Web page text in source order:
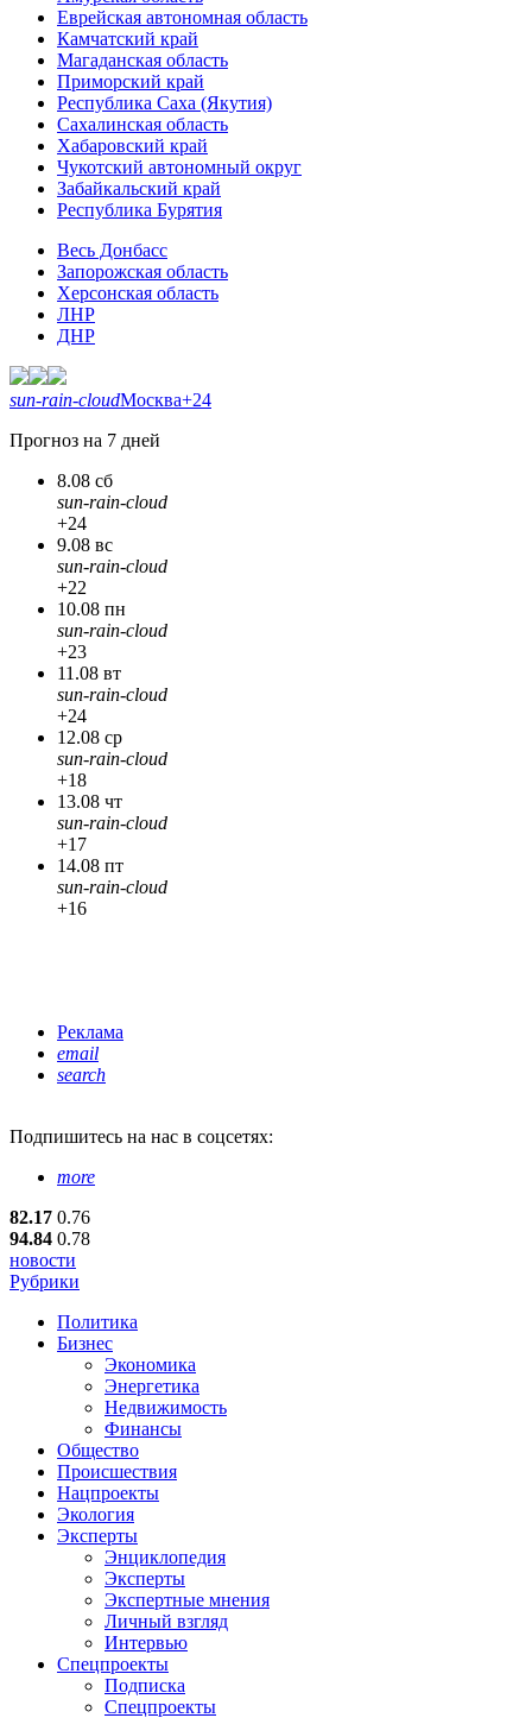
Еврейская автономная область
Камчатский край
Магаданская область
Приморский край
Республика Саха (Якутия)
Сахалинская область
Хабаровский край
Чукотский автономный округ
Забайкальский край
Республика Бурятия
Весь Донбасс
Запорожская область
Херсонская область
ЛНР
ДНР
sun-rain-cloudМосква+24
Прогноз на 7 дней
8.08 сб
sun-rain-cloud
+24
9.08 вс
sun-rain-cloud
+22
10.08 пн
sun-rain-cloud
+23
11.08 вт
sun-rain-cloud
+24
12.08 ср
sun-rain-cloud
+18
13.08 чт
sun-rain-cloud
+17
14.08 пт
sun-rain-cloud
+16
Реклама
email
search
Подпишитесь на нас в соцсетях:
more
82.17 0.76
94.84 0.78
новости
Рубрики
Политика
Бизнес
Экономика
Энергетика
Недвижимость
Финансы
Общество
Происшествия
Нацпроекты
Экология
Эксперты
Энциклопедия
Эксперты
Экспертные мнения
Личный взгляд
Интервью
Спецпроекты
Подписка
Спецпроекты